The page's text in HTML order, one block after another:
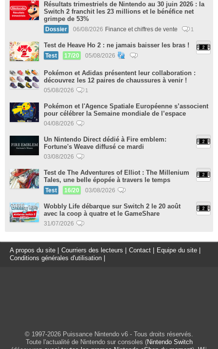
Résultats trimestriels de Nintendo au 30 juin 2026 : la
Switch 2 franchit les 23 millions et le bénéfice net
grimpe de 53%
Dossier 06/08/2026 Finance et chiffres de vente 1
Test de Heave Ho 2 : ne jamais baisser les bras !
Test 17/20 05/08/2026
Pokémon et Adidas présentent leur collaboration :
découvrez les 12 paires de chaussures à venir !
05/08/2026 1
Pokémon et l'Agence Spatiale Européenne s’associent
pour célébrer la Semaine mondiale de l’espace
04/08/2026
Un Nintendo Direct dédié à Fire emblem:
Fortune's Weave diffusé ce mardi
03/08/2026
Test de The Adventures of Elliot : The Millenium
Tales, une belle épopée à travers le temps
Test 16/20 03/08/2026
Wobbly Life débarque sur Switch 2 le 20 août
avec la coop à quatre et le GameShare
31/07/2026
A propos du site Courriers des lecteurs Contact Equipe du site
Conditions générales d'utilisation
© 1997-2026 Puissance Nintendo v6 - Tous droits réservés.
Toute l'actualité de Nintendo sur consoles (Nintendo Switch